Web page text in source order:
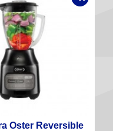
Oster Reversible